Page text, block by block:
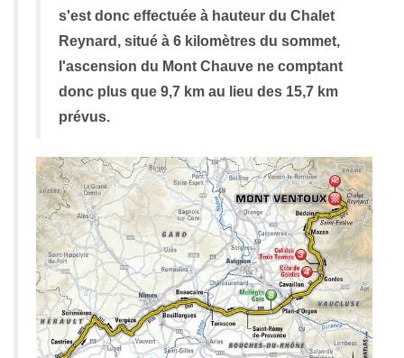
s'est donc effectuée à hauteur du Chalet
Reynard, situé à 6 kilomètres du sommet,
l'ascension du Mont Chauve ne comptant
donc plus que 9,7 km au lieu des 15,7 km
prévus.